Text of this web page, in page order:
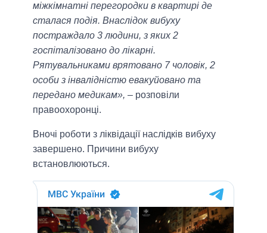
міжкімнатні перегородки в квартирі де
сталася подія. Внаслідок вибуху
постраждало 3 людини, з яких 2
госпіталізовано до лікарні.
Рятувальниками врятовано 7 чоловік, 2
особи з інвалідністю евакуйовано та
передано медикам», – розповіли
правоохоронці.
Вночі роботи з ліквідації наслідків вибуху
завершено. Причини вибуху
встановлюються.